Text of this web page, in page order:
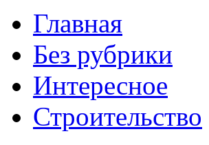
Главная
Без рубрики
Интересное
Строительство